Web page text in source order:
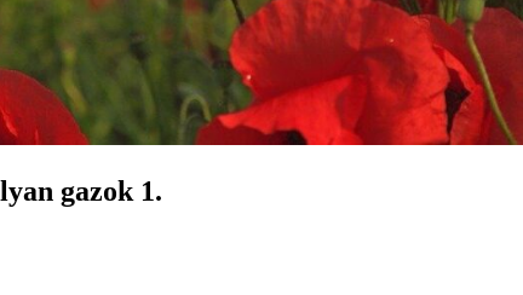
gazok 1.